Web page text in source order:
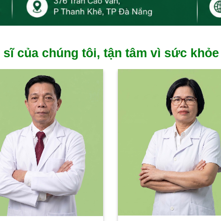
sĩ của chúng tôi, tận tâm vì sức khỏe